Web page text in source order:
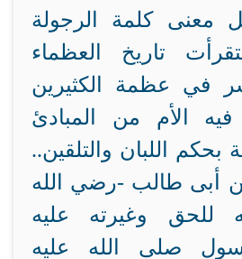
معنى كلمة الرجولة
تاريخ العظماء
في عظمة الكثيرين
الأم من المبادئ
بحكم اللبان والتلقين..
أبى طالب -رضي الله
للحق وغيرته عليه
صلى الله عليه